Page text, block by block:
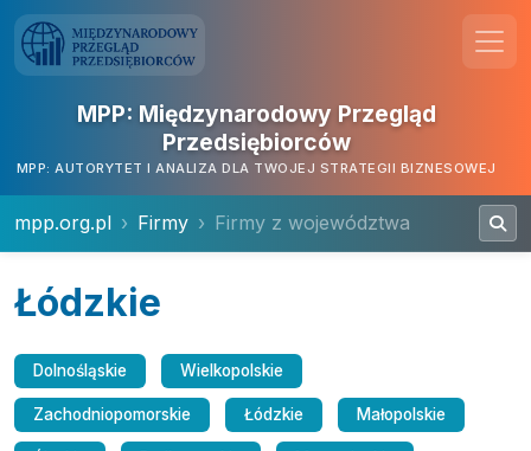
MPP: Międzynarodowy Przegląd
Przedsiębiorców
MPP: AUTORYTET I ANALIZA DLA TWOJEJ STRATEGII BIZNESOWEJ
mpp.org.pl Firmy Firmy z województwa
Łódzkie
Dolnośląskie Wielkopolskie
Zachodniopomorskie Łódzkie Małopolskie